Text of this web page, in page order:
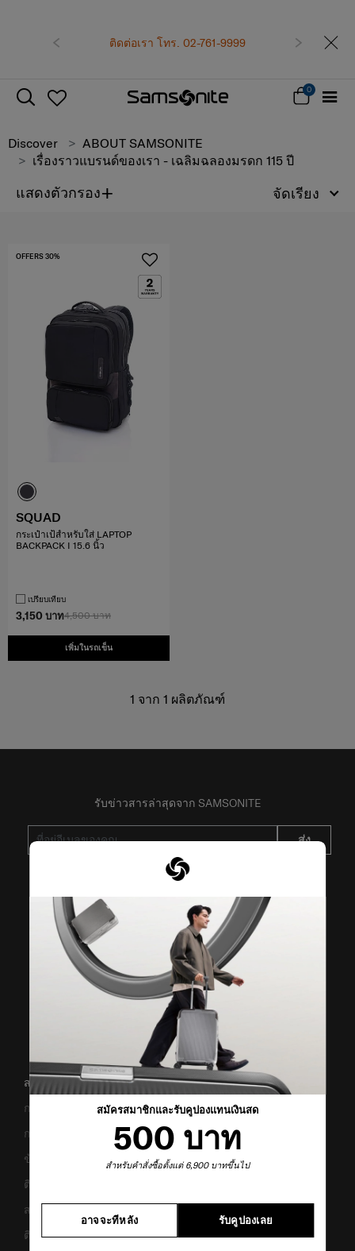
สมัครสมาชิกและรับคูปองแทนเงินสด
500 บาท
สำหรับคำสั่งซื้อตั้งแต่ 6,900 บาทขึ้นไป
รับคูปองเลย
อาจจะทีหลัง
ติดต่อเรา โทร. 02-761-9999
รับทันที คูปองแท
ซื้อตั้ง
ถัดไป
0
Discover
ABOUT SAMSONITE
เรื่องราวแบรนด์ของเรา - เฉลิมฉลองมรดก 115 ปี
แสดงตัวกรอง+ จัดเรียง
4,500 บาท
3,150 บาท
เพิ่มในรถเข็น
OFFERS 30%
SQUAD
กระเป๋าเป้สำหรับใส่ LAPTOP
BACKPACK I 15.6 นิ้ว
เปรียบเทียบ
1 จาก 1 ผลิตภัณฑ์
รับข่าวสารล่าสุดจาก SAMSONITE
ส่ง
VISIT OUR OTHER BRANDS
สนับสนุน/คำถามที่พบบ่อย
การขนส่งและการจัดส่ง
การคืนสินค้าและการคืนเงิน
ข้อกำหนดและเงื่อนไขการรับประกัน
ติดต่อเรา
สอบถามข้อมูลทางธุรกิจ
ติดตามสถานะสินค้า